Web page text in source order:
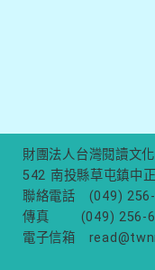
財團法人台灣閱讀文
542 南投縣草屯鎮中
聯絡電話
(049)
傳真
(049) 256-
電子信箱